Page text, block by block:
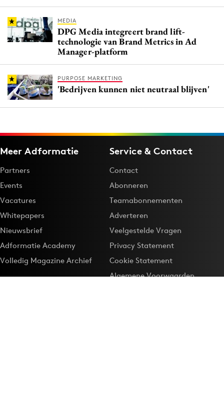
MEDIA
DPG Media integreert brand lift-
technologie van Brand Metrics in Ad
Manager-platform
PURPOSE MARKETING
'Bedrijven kunnen niet neutraal blijven'
Meer Adformatie
Partners
Events
Vacatures
Whitepapers
Nieuwsbrief
Adformatie Academy
Volledig Magazine Archief
Service & Contact
Contact
Abonneren
Teamabonnementen
Adverteren
Veelgestelde Vragen
Privacy Statement
Cookie Statement
Algemene Voorwaarden